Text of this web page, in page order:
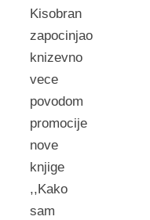
Kisobran
zapocinjao
knizevno
vece
povodom
promocije
nove
knjige
,,Kako
sam